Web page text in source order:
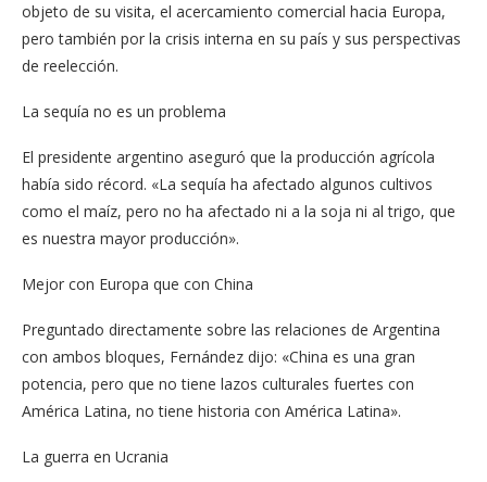
objeto de su visita, el acercamiento comercial hacia Europa,
pero también por la crisis interna en su país y sus perspectivas
de reelección.
La sequía no es un problema
El presidente argentino aseguró que la producción agrícola
había sido récord. «La sequía ha afectado algunos cultivos
como el maíz, pero no ha afectado ni a la soja ni al trigo, que
es nuestra mayor producción».
Mejor con Europa que con China
Preguntado directamente sobre las relaciones de Argentina
con ambos bloques, Fernández dijo: «China es una gran
potencia, pero que no tiene lazos culturales fuertes con
América Latina, no tiene historia con América Latina».
La guerra en Ucrania